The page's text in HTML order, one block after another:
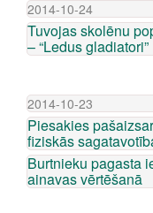
2014-10-24
Tuvojas skolēnu
– “Ledus gladiatori”
2014-10-23
Piesakies
fiziskās
Burtnieku pagasta
ainavas vērtēšanā